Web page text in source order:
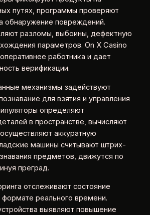
путях, программы проверяют
обнаружение повреждений.
разломы, выбоины, дефектную
параметров. On X Casino
работника и дает
верификации.
механизмы задействуют
для взятия и управления
определяют
в пространстве, вычисляют
аккуратную
машины считывают штрих-
предметов, движутся по
преград.
отслеживают состояние
реального времени.
выявляют повышение